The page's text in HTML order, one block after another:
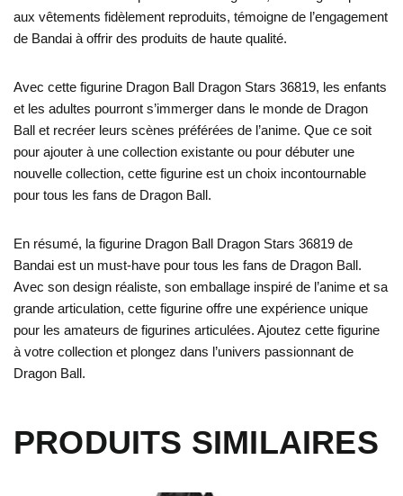
aux vêtements fidèlement reproduits, témoigne de l’engagement
de Bandai à offrir des produits de haute qualité.
Avec cette figurine Dragon Ball Dragon Stars 36819, les enfants
et les adultes pourront s’immerger dans le monde de Dragon
Ball et recréer leurs scènes préférées de l’anime. Que ce soit
pour ajouter à une collection existante ou pour débuter une
nouvelle collection, cette figurine est un choix incontournable
pour tous les fans de Dragon Ball.
En résumé, la figurine Dragon Ball Dragon Stars 36819 de
Bandai est un must-have pour tous les fans de Dragon Ball.
Avec son design réaliste, son emballage inspiré de l’anime et sa
grande articulation, cette figurine offre une expérience unique
pour les amateurs de figurines articulées. Ajoutez cette figurine
à votre collection et plongez dans l’univers passionnant de
Dragon Ball.
PRODUITS SIMILAIRES